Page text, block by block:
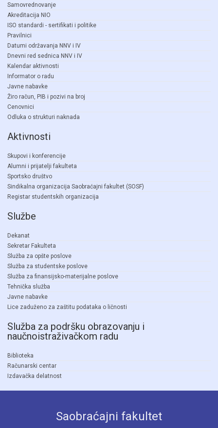
Samovrednovanje
Akreditacija NIO
ISO standardi - sertifikati i politike
Pravilnici
Datumi održavanja NNV i IV
Dnevni red sednica NNV i IV
Kalendar aktivnosti
Informator o radu
Javne nabavke
Žiro račun, PIB i pozivi na broj
Cenovnici
Odluka o strukturi naknada
Aktivnosti
Skupovi i konferencije
Alumni i prijatelji fakulteta
Sportsko društvo
Sindikalna organizacija Saobraćajni fakultet (SOSF)
Registar studentskih organizacija
Službe
Dekanat
Sekretar Fakulteta
Služba za opšte poslove
Služba za studentske poslove
Služba za finansijsko-materijalne poslove
Tehnička služba
Javne nabavke
Lice zaduženo za zaštitu podataka o ličnosti
Služba za podršku obrazovanju i
naučnoistraživačkom radu
Biblioteka
Računarski centar
Izdavačka delatnost
Saobraćajni fakultet